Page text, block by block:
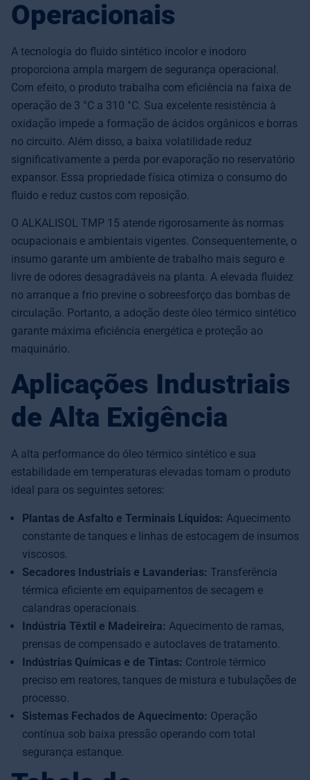
Operacionais
A tecnologia do fluido sintético incolor e inodoro
proporciona ampla margem de segurança operacional.
Com efeito, o produto trabalha com eficiência na faixa de
operação de 3 °C a 310 °C. Sua excelente resistência à
oxidação impede a formação de ácidos orgânicos e borras
no circuito. Além disso, a baixa volatilidade reduz
significativamente a perda por evaporação no reservatório
expansor. Essa propriedade física otimiza o consumo do
fluido e reduz custos com reposição.
O ALKALISOL TMP 15 atende rigorosamente às normas
ocupacionais e ambientais vigentes. Consequentemente, o
insumo garante um ambiente de trabalho mais seguro e
livre de odores desagradáveis na planta. A elevada fluidez
no arranque a frio previne o sobreesforço das bombas de
circulação. Portanto, a adoção deste óleo térmico sintético
garante máxima eficiência energética e proteção ao
maquinário.
Aplicações Industriais
de Alta Exigência
A alta performance do óleo térmico sintético e sua
estabilidade em temperaturas elevadas tornam o produto
ideal para os seguintes setores:
Plantas de Asfalto e Terminais Líquidos: Aquecimento
constante de tanques e linhas de estocagem de insumos
viscosos.
Secadores Industriais e Lavanderias: Transferência
térmica eficiente em equipamentos de secagem e
calandras operacionais.
Indústria Têxtil e Madeireira: Aquecimento de ramas,
prensas de compensado e autoclaves de tratamento.
Indústrias Químicas e de Tintas: Controle térmico
preciso em reatores, tanques de mistura e tubulações de
processo.
Sistemas Fechados de Aquecimento: Operação
contínua sob baixa pressão operando com total
segurança estanque.